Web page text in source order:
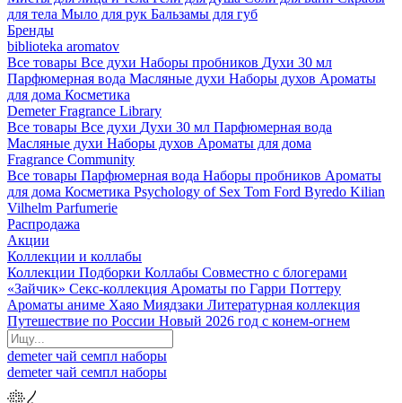
для тела Мыло для рук Бальзамы для губ
Бренды
biblioteka aromatov
Все товары Все духи Наборы пробников Духи 30 мл
Парфюмерная вода Масляные духи Наборы духов Ароматы
для дома Косметика
Demeter Fragrance Library
Все товары Все духи Духи 30 мл Парфюмерная вода
Масляные духи Наборы духов Ароматы для дома
Fragrance Community
Все товары Парфюмерная вода Наборы пробников Ароматы
для дома Косметика Psychology of Sex Tom Ford Byredo Kilian
Vilhelm Parfumerie
Распродажа
Акции
Коллекции и коллабы
Коллекции Подборки Коллабы Совместно с блогерами
«Зайчик» Секс-коллекция Ароматы по Гарри Поттеру
Ароматы аниме Хаяо Миядзаки Литературная коллекция
Путешествие по России Новый 2026 год с конем-огнем
demeterчай семпл наборы
demeterчай семпл наборы